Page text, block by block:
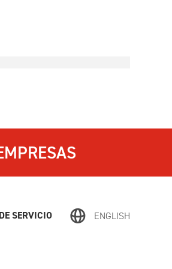
SERVICIO ENGLISH